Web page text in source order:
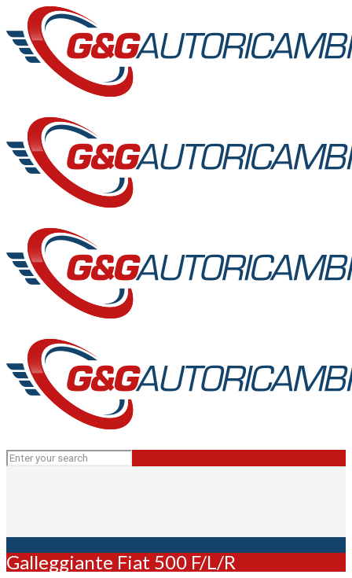
Galleggiante Fiat 500 F/L/R